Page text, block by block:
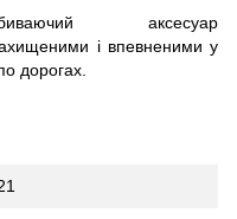
аксесуар
і впевненими у
дорогах.